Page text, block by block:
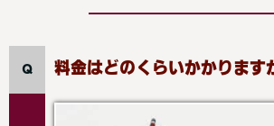
Q 料金はどのくらいかかります